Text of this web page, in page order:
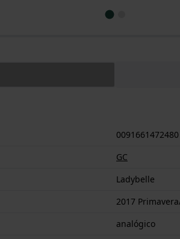
0091661472480
GC
Ladybelle
2017
analógico